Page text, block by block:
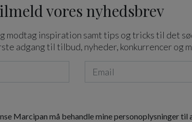
vores nyhedsbrev
modtag inspiration samt tips og tricks til det
adgang til tilbud, nyheder, konkurrencer og
Marcipan må behandle mine personoplysninger til